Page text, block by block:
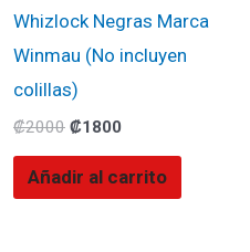
Whizlock Negras Marca
Winmau (No incluyen
colillas)
₡2000 ₡1800
Añadir al carrito